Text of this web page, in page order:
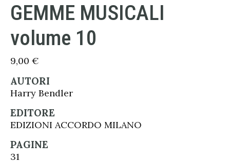
GEMME MUSICALI
volume 10
9,00 €
AUTORI
Harry Bendler
EDITORE
EDIZIONI ACCORDO MILANO
PAGINE
31